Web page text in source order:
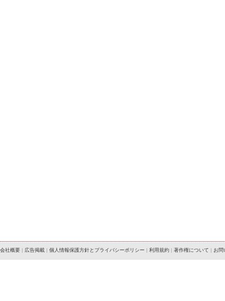
会社概要 | 広告掲載 | 個人情報保護方針とプライバシーポリシー | 利用規約 | 著作権について | お問